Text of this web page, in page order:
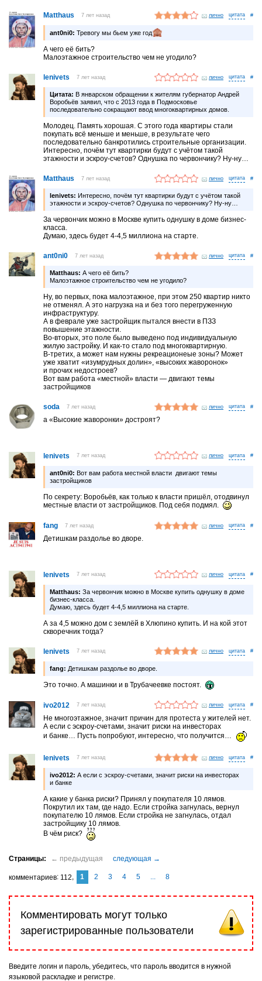
Matthaus 7 лет назад лично #
ant0ni0: Тревогу мы бьем уже год
А чего её бить?
Малоэтажное строительство чем не угодило?
lenivets 7 лет назад лично #
Цитата: В январском обращении к жителям губернатор Андрей
Воробьёв заявил, что с 2013 года в Подмосковье
последовательно сокращают ввод многоквартирных домов.
Молодец. Память хорошая. С этого года квартиры стали
покупать всё меньше и меньше, в результате чего
последовательно банкротились строительные организации.
Интересно, почём тут квартирки будут с учётом такой
этажности и эскроу-счетов? Однушка по червончику? Ну-ну…
Matthaus 7 лет назад лично #
lenivets: Интересно, почём тут квартирки будут с учётом такой
этажности и эскроу-счетов? Однушка по червончику? Ну-ну…
За червончик можно в Москве купить однушку в доме бизнес-
класса.
Думаю, здесь будет 4-4,5 миллиона на старте.
ant0ni0 7 лет назад лично #
Matthaus: А чего её бить?
Малоэтажное строительство чем не угодило?
Ну, во первых, пока малоэтажное, при этом 250 квартир никто
не отменял. А это нагрузка на и без того перегруженную
инфраструктуру.
А в феврале уже застройщик пытался внести в ПЗЗ
повышение этажности.
Во-вторых, это поле было выведено под индивидуальную
жилую застройку. И как-то стало под многоквартирную.
В-третих, а может нам нужны рекреационеые зоны? Может
уже хватит «изумрудных долин», «высоких жаворонок»
и прочих недостроев?
Вот вам работа «местной» власти — двигают темы
застройщиков
soda 7 лет назад лично #
а «Высокие жаворонки» достроят?
lenivets 7 лет назад лично #
ant0ni0: Вот вам работа местной власти двигают темы
застройщиков
По секрету: Воробьёв, как только к власти пришёл, отодвинул
местные власти от застройщиков. Под себя подмял.
fang 7 лет назад лично #
Детишкам раздолье во дворе.
lenivets 7 лет назад лично #
Matthaus: За червончик можно в Москве купить однушку в доме
бизнес-класса.
Думаю, здесь будет 4-4,5 миллиона на старте.
А за 4,5 можно дом с землёй в Хлюпино купить. И на кой этот
скворечник тогда?
lenivets 7 лет назад лично #
fang: Детишкам раздолье во дворе.
Это точно. А машинки и в Трубачеевке постоят.
ivo2012 7 лет назад лично #
Не многоэтажное, значит причин для протеста у жителей нет.
А если с эскроу-счетами, значит риски на инвесторах
и банке… Пусть попробуют, интересно, что получится…
lenivets 7 лет назад лично #
ivo2012: А если с эскроу-счетами, значит риски на инвесторах
и банке
А какие у банка риски? Принял у покупателя 10 лямов.
Покрутил их там, где надо. Если стройка загнулась, вернул
покупателю 10 лямов. Если стройка не загнулась, отдал
застройщику 10 лямов.
В чём риск?
комментариев 112 1 2 3 4 5 ... 8
Комментировать могут только
зарегистрированные пользователи
Введите логин и пароль, убедитесь, что пароль вводится в нужной
языковой раскладке и регистре.